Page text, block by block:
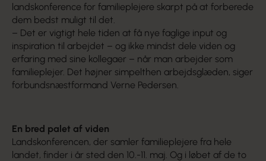
landskonference for familieplejere skarpt på at forberede
dem bedst muligt til det.
– Det er vigtigt hele tiden at få nye faglige input og
inspiration til arbejdet – og ikke mindst dele viden og
erfaring med sine kollegaer – når man arbejder som
familieplejer. Det højner simpelthen arbejdsglæden, siger
forbundsnæstformand Verne Pedersen.
En bred palet af viden
Landskonferencen, der samler familieplejere fra hele
landet, finder i år sted den 10.-11. maj. Og i løbet af de to